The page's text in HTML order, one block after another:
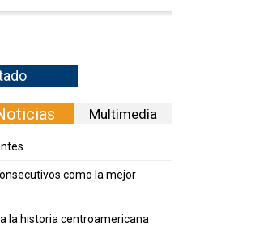
Multimedia
como la mejor
la historia centroamericana